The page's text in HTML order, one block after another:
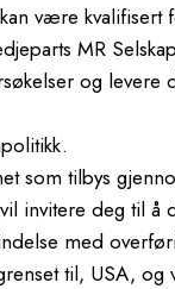
være
MR
og
som tilbys
invitere deg til
med
til, USA,